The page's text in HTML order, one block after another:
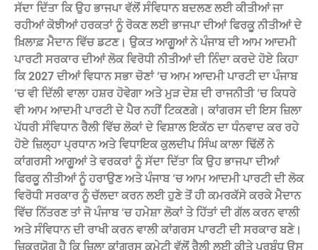
ਸੱਦਾ ਦਿੱਤਾ ਕਿ ਉਹ ਭਾਜਪਾ ਵੱਲੋਂ ਸੰਵਿਧਾਨ ਬਦਲਣ ਲਈ ਕੀਤੀਆਂ ਜਾ
ਰਹੀਆਂ ਕੋਝੀਆਂ ਹਰਕਤਾਂ ਨੂੰ ਰੋਕਣ ਲਈ ਭਾਜਪਾ ਦੀਆਂ ਫਿਰਕੂ ਨੀਤੀਆਂ ਦੇ
ਖ਼ਿਲਾਫ਼ ਮੈਦਾਨ ਵਿੱਚ ਡਟਣ। ਉਕਤ ਆਗੂਆਂ ਨੇ ਪੰਜਾਬ ਦੀ ਆਮ ਆਦਮੀ
ਪਾਰਟੀ ਸਰਕਾਰ ਦੀਆਂ ਲੋਕ ਵਿਰੋਧੀ ਨੀਤੀਆਂ ਦੀ ਨਿੰਦਾ ਕਰਦੇ ਹੋਏ ਕਿਹਾ
ਕਿ 2027 ਦੀਆਂ ਵਿਧਾਨ ਸਭਾ ਚੋਣਾਂ ‘ਚ ਆਮ ਆਦਮੀ ਪਾਰਟੀ ਦਾ ਪੰਜਾਬ
‘ਚ ਵੀ ਦਿੱਲੀ ਵਾਲਾ ਹਸ਼ਰ ਹੋਵੇਗਾ ਅਤੇ ਮੁੜ ਦੇਸ਼ ਦੀ ਰਾਜਨੀਤੀ ‘ਚ ਕਿਧਰੇ
ਵੀ ਆਮ ਆਦਮੀ ਪਾਰਟੀ ਦੇ ਪੈਰ ਨਹੀਂ ਟਿਕਣਗੇ। ਕਾਂਗਰਸ ਦੀ ਇਸ ਜ਼ਿਲਾ
ਪੱਧਰੀ ਸੰਵਿਧਾਨ ਰੈਲੀ ਵਿੱਚ ਲੋਕਾਂ ਦੇ ਵਿਸ਼ਾਲ ਇਕੱਠ ਦਾ ਧੰਨਵਾਦ ਕਰ ਰਹੇ
ਹੋਏ ਜ਼ਿਲ੍ਹਾ ਪ੍ਰਧਾਨ ਅਤੇ ਵਿਧਾਇਕ ਕੁਲਦੀਪ ਸਿੰਘ ਕਾਲਾ ਢਿੱਲੋਂ ਨੇ
ਕਾਂਗਰਸੀ ਆਗੂਆਂ ਤੇ ਵਰਕਰਾਂ ਨੂੰ ਸੱਦਾ ਦਿੱਤਾ ਕਿ ਉਹ ਭਾਜਪਾ ਦੀਆਂ
ਫਿਰਕੂ ਨੀਤੀਆਂ ਨੂੰ ਹਰਾਉਣ ਅਤੇ ਪੰਜਾਬ ‘ਚ ਆਮ ਆਦਮੀ ਪਾਰਟੀ ਦੀ ਲੋਕ
ਵਿਰੋਧੀ ਸਰਕਾਰ ਨੂੰ ਚੱਲਦਾ ਕਰਨ ਲਈ ਹੁਣੇ ਤੋਂ ਹੀ ਕਮਰਕੱਸੇ ਕਰਕੇ ਮੈਦਾਨ
ਵਿੱਚ ਨਿੱਤਰਣ ਤਾਂ ਜੋ ਪੰਜਾਬ ‘ਚ ਹਮੇਸ਼ਾ ਲੋਕਾਂ ਤੇ ਹਿੱਤਾਂ ਦੀ ਗੱਲ ਕਰਨ ਵਾਲੀ
ਅਤੇ ਸੰਵਿਧਾਨ ਦੀ ਰਾਖੀ ਕਰਨ ਵਾਲੀ ਕਾਂਗਰਸ ਪਾਰਟੀ ਦੀ ਸਰਕਾਰ ਬਣੇ।
ਜ਼ਿਕਰਯੋਗ ਹੈ ਕਿ ਜ਼ਿਲਾ ਕਾਂਗਰਸ ਕਮੇਟੀ ਵੱਲੋਂ ਰੈਲੀ ਲਈ ਕੀਤੇ ਪ੍ਰਬੰਧ ਉਸ